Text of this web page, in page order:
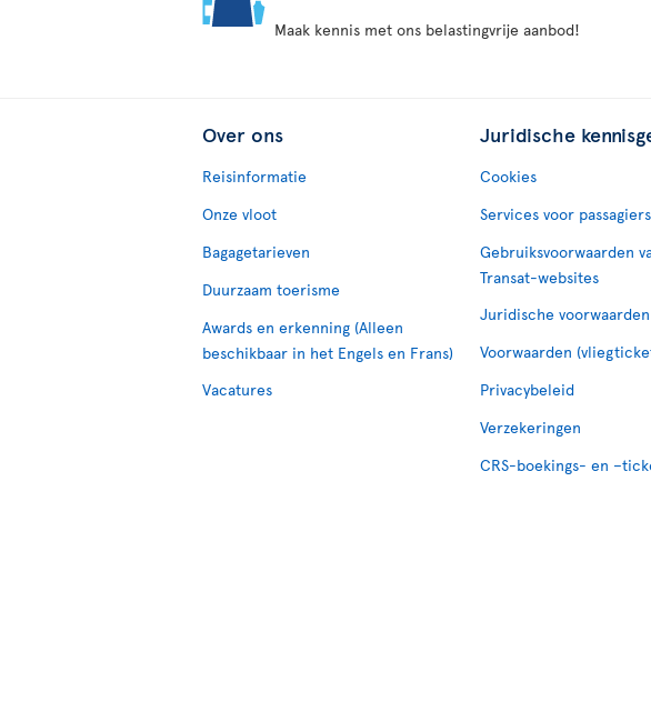
Maak kennis met ons belastingvrije aanbod!
Over ons
Reisinformatie
Onze vloot
Bagagetarieven
Duurzaam toerisme
Awards en erkenning (Alleen
beschikbaar in het Engels en Frans)
Vacatures
Juridische
Cookies
Services voor passagiers
Gebruiksvoorwaarden
Transat-websites
Juridische voorwaarden
Voorwaarden
Privacybeleid
Verzekeringen
CRS-boekings- en